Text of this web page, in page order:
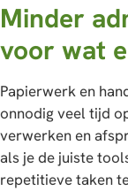
Minder
voor wat
Papierwerk en
onnodig veel tijd
verwerken en
als je de juiste
repetitieve taken